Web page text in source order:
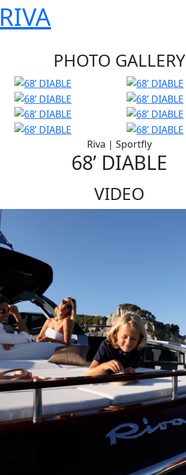
RIVA
PHOTO GALLERY
Riva | Sportfly
68’ DIABLE
VIDEO